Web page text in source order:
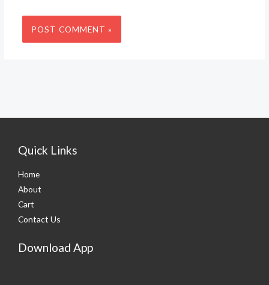
Quick Links
Home
About
Cart
Contact Us
Download App